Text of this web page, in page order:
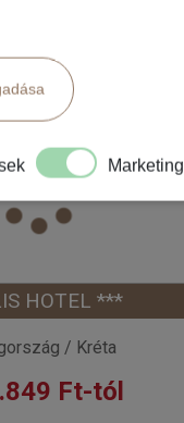
****
Görögország
Amoudara
All inclusive
Hotel ****
Ft-tól
HOTEL ***
/ Kréta
Ft-tól
Marketing